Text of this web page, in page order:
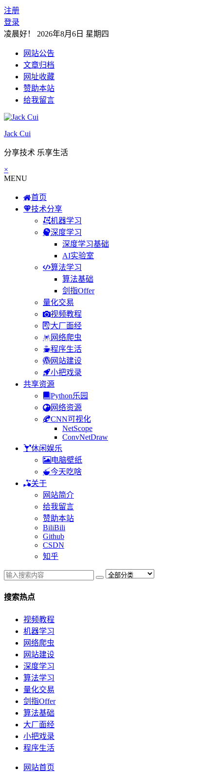
注册
登录
凌晨好！ 2026年8月6日 星期四
网站公告
文章归档
网址收藏
赞助本站
给我留言
Jack Cui
分享技术 乐享生活
×
MENU
首页
技术分享
机器学习
深度学习
深度学习基础
AI实验室
算法学习
算法基础
剑指Offer
量化交易
视频教程
大厂面经
网络爬虫
程序生活
网站建设
小把戏录
共享资源
Python乐园
网络资源
CNN可视化
NetScope
ConvNetDraw
休闲娱乐
电脑壁纸
今天吃啥
关于
网站简介
给我留言
赞助本站
BiliBili
Github
CSDN
知乎
搜索热点
视频教程
机器学习
网络爬虫
网站建设
深度学习
算法学习
量化交易
剑指Offer
算法基础
大厂面经
小把戏录
程序生活
网站首页